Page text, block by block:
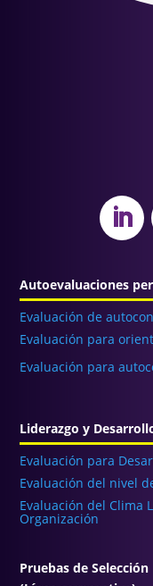
Autoevaluaciones
Evaluación de
Evaluación para
Evaluación para
Liderazgo y
Evaluación para
Evaluación del nivel
Evaluación del Clima
Organización
Pruebas de Selección